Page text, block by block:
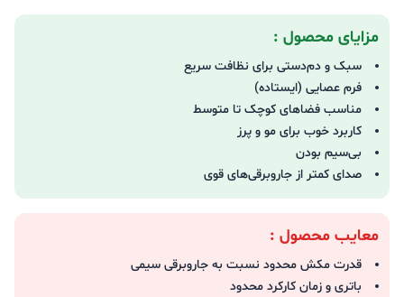
مزایای محصول :
سبک و دم‌دستی برای نظافت سریع
فرم عصایی (ایستاده)
مناسب فضاهای کوچک تا متوسط
کاربرد خوب برای مو و پرز
بی‌سیم بودن
صدای کمتر از جاروبرقی‌های قوی
معایب محصول :
قدرت مکش محدود نسبت به جاروبرقی سیمی
باتری و زمان کارکرد محدود